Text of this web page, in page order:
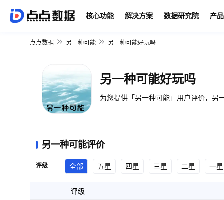
核心功能 解决方案 数据研究院 产
点点数据 另一种可能 另一种可能好玩吗
另一种可能好玩吗
为您提供「另一种可能」用户评价，另
另一种可能评价
评级 全部 五星 四星 三星 二星 一星
评级